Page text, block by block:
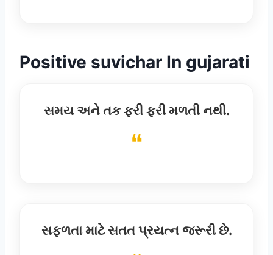
Positive suvichar In gujarati
સમય અને તક ફરી ફરી મળતી નથી.
સફળતા માટે સતત પ્રયત્ન જરૂરી છે.